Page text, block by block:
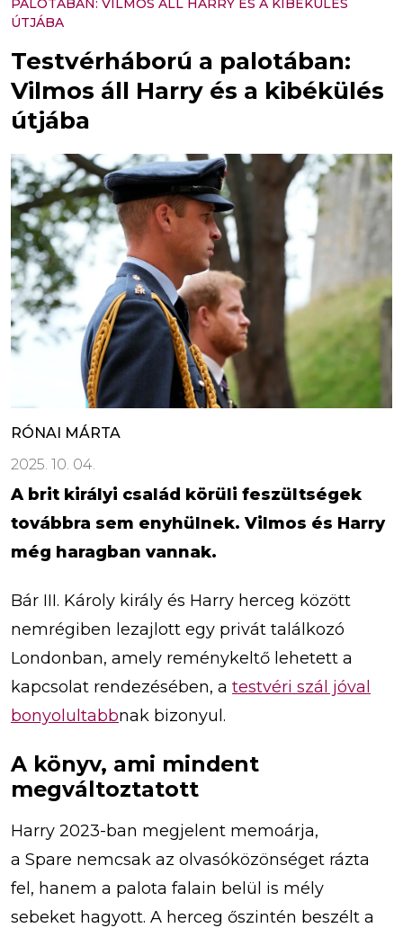
PALOTÁBAN: VILMOS ÁLL HARRY ÉS A KIBÉKÜLÉS
ÚTJÁBA
Testvérháború a palotában:
Vilmos áll Harry és a kibékülés
útjába
RÓNAI MÁRTA
2025. 10. 04.
A brit királyi család körüli feszültségek
továbbra sem enyhülnek. Vilmos és Harry
még haragban vannak.
Bár III. Károly király és Harry herceg között
nemrégiben lezajlott egy privát találkozó
Londonban, amely reménykeltő lehetett a
kapcsolat rendezésében, a testvéri szál jóval
bonyolultabbnak bizonyul.
A könyv, ami mindent
megváltoztatott
Harry 2023-ban megjelent memoárja,
a Spare nemcsak az olvasóközönséget rázta
fel, hanem a palota falain belül is mély
sebeket hagyott. A herceg őszintén beszélt a